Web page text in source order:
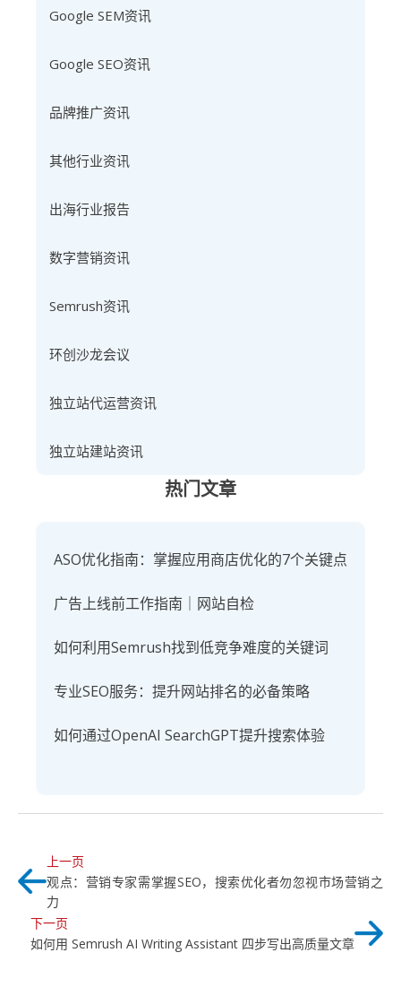
Google SEM资讯
Google SEO资讯
品牌推广资讯
其他行业资讯
出海行业报告
数字营销资讯
Semrush资讯
环创沙龙会议
独立站代运营资讯
独立站建站资讯
热门文章
ASO优化指南：掌握应用商店优化的7个关键点
广告上线前工作指南｜网站自检
如何利用Semrush找到低竞争难度的关键词
专业SEO服务：提升网站排名的必备策略
如何通过OpenAI SearchGPT提升搜索体验
上一页
观点：营销专家需掌握SEO，搜索优化者勿忽视市场营销之
力
下一页
如何用 Semrush AI Writing Assistant 四步写出高质量文章